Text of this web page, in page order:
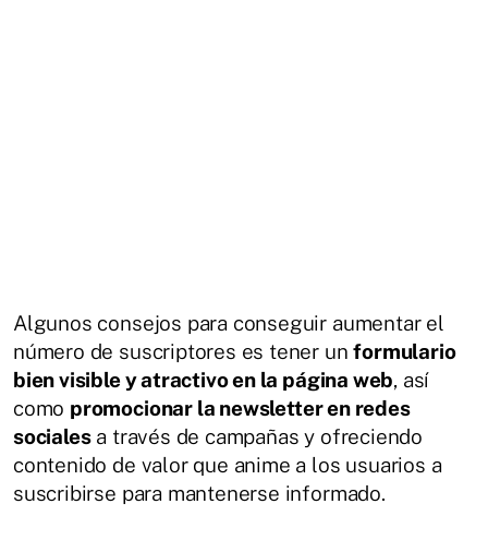
Algunos consejos para conseguir aumentar el
número de suscriptores es tener unformulario
bien visible y atractivo en la página web, así
como promocionar la newsletter en redes
socialesa través de campañas y ofreciendo
contenido de valor que anime a los usuarios a
suscribirse para mantenerse informado.